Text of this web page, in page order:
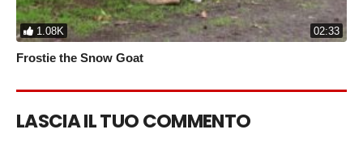
1.08K 02:33
Frostie the Snow Goat
LASCIA IL TUO COMMENTO